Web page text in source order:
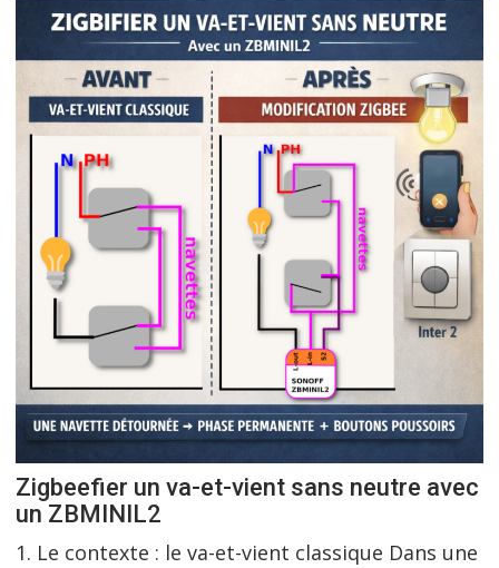
Zigbeefier un va-et-vient sans neutre avec
un ZBMINIL2
1. Le contexte : le va-et-vient classique Dans une